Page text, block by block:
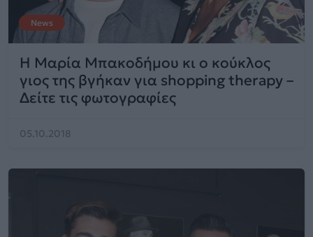
News
Η Μαρία Μπακοδήμου κι ο κούκλος
γιος της βγήκαν για shopping therapy –
Δείτε τις φωτογραφίες
05.10.2018